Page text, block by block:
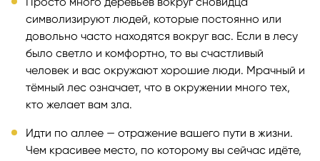
символизируют людей, которые постоянно или
довольно часто находятся вокруг вас. Если в лесу
было светло и комфортно, то вы счастливый
человек и вас окружают хорошие люди. Мрачный и
тёмный лес означает, что в окружении много тех,
кто желает вам зла.
Идти по аллее — отражение вашего пути в жизни.
Чем красивее место, по которому вы сейчас идёте,